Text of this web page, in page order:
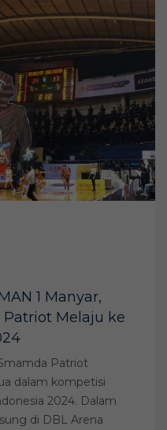
1 Manyar,
Melaju ke
Patriot
dalam kompetisi
2024. Dalam
di DBL Arena